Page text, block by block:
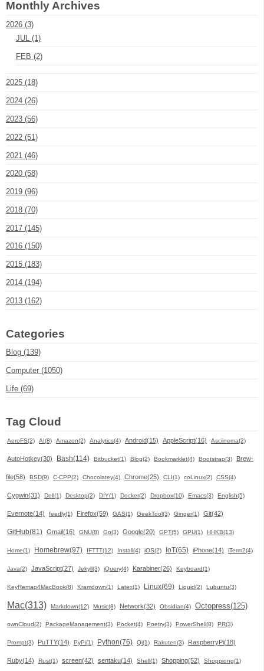
Monthly Archives
2026 (3)
JUL (1)
FEB (2)
2025 (18)
2024 (26)
2023 (56)
2022 (51)
2021 (46)
2020 (58)
2019 (96)
2018 (70)
2017 (145)
2016 (150)
2015 (183)
2014 (194)
2013 (162)
Categories
Blog (139)
Computer (1050)
Life (69)
Tag Cloud
AeroFS(2) AI(8) Amazon(2) Analytics(4) Android(15) AppleScript(16) Asciinema(2)
AutoHotkey(30) Bash(114) Bitbucket(1) Blog(2) Bookmarklet(4) Bootstrap(3) Brew-
file(58) BSD(9) C-CPP(2) Chocolatey(4) Chrome(25) CLI(1) coLinux(2) CSS(4)
Cygwin(31) Dell(1) Desktop(2) DIY(1) Docker(2) Dropbox(10) Emacs(3) English(5)
Evernote(14) feedly(1) Firefox(59) GAS(1) GeekTool(3) Ginger(1) Git(42)
GitHub(81) Gmail(16) GNU(8) Go(3) Google(20) GPT(5) GPU(1) HHKB(13)
Home(1) Homebrew(97) IFTTT(12) Install(4) iOS(2) IoT(65) iPhone(14) iTerm2(4)
Java(2) JavaScript(27) Jekyll(3) jQuery(4) Karabiner(26) Keyboard(1)
KeyRemap4MacBook(8) Kramdown(1) Latex(1) Linux(69) Liquid(2) Lubuntu(3)
Mac(313) Markdown(12) Music(8) Network(32) Obsidian(4) Octopress(125)
ownCloud(2) PackageManagement(3) Pocket(4) Poetry(3) PowerShell(8) PR(3)
Prompt(3) PuTTY(14) PyPi(1) Python(76) Qi(1) Rakuten(3) RaspberryPi(18)
Ruby(14) Rust(1) screen(42) sentaku(14) Shell(1) Shopping(52) Shoppiong(1)